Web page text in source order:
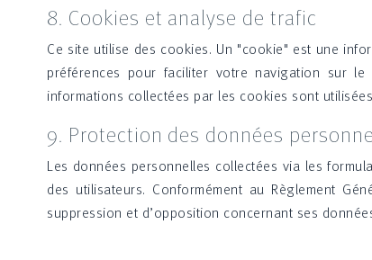
8. Cookies et analyse de trafic
Ce site utilise des cookies. Un "cookie" est une
préférences pour faciliter votre navigation sur
informations collectées par les cookies sont
9. Protection des données
Les données personnelles collectées via les
des utilisateurs. Conformément au Règlement
suppression et d’opposition concernant ses